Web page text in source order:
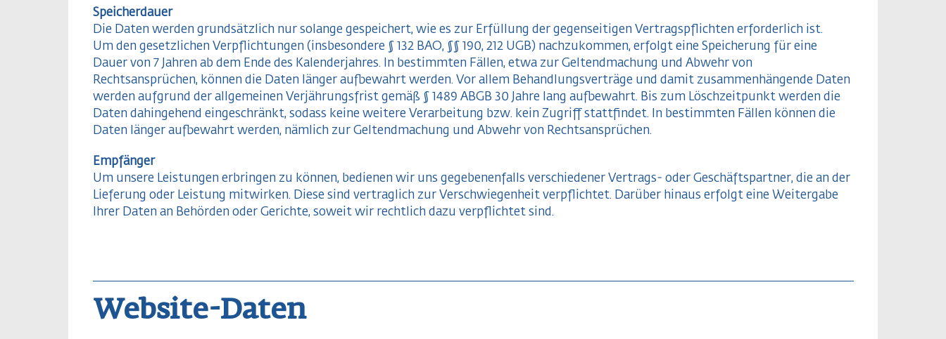
Speicherdauer
Die Daten werden grundsätzlich nur solange gespeichert, wie es zur Erfüllung der gegenseitigen Vertragspflichten erforderlich ist.
Um den gesetzlichen Verpflichtungen (insbesondere § 132 BAO, §§ 190, 212 UGB) nachzukommen, erfolgt eine Speicherung für eine
Dauer von 7 Jahren ab dem Ende des Kalenderjahres. In bestimmten Fällen, etwa zur Geltendmachung und Abwehr von
Rechtsansprüchen, können die Daten länger aufbewahrt werden. Vor allem Behandlungsverträge und damit zusammenhängende Daten
werden aufgrund der allgemeinen Verjährungsfrist gemäß § 1489 ABGB 30 Jahre lang aufbewahrt. Bis zum Löschzeitpunkt werden die
Daten dahingehend eingeschränkt, sodass keine weitere Verarbeitung bzw. kein Zugriff stattfindet. In bestimmten Fällen können die
Daten länger aufbewahrt werden, nämlich zur Geltendmachung und Abwehr von Rechtsansprüchen.
Empfänger
Um unsere Leistungen erbringen zu können, bedienen wir uns gegebenenfalls verschiedener Vertrags- oder Geschäftspartner, die an der
Lieferung oder Leistung mitwirken. Diese sind vertraglich zur Verschwiegenheit verpflichtet. Darüber hinaus erfolgt eine Weitergabe
Ihrer Daten an Behörden oder Gerichte, soweit wir rechtlich dazu verpflichtet sind.
Website-Daten